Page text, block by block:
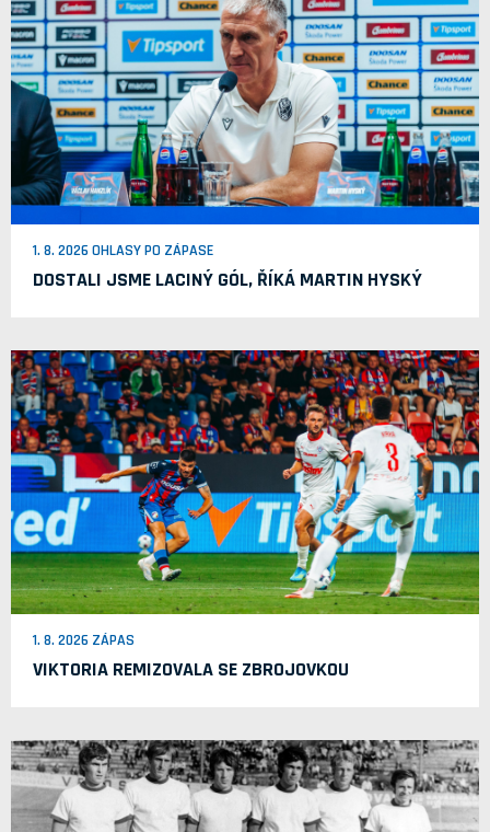
1. 8. 2026 OHLASY PO ZÁPASE
DOSTALI JSME LACINÝ GÓL, ŘÍKÁ MARTIN HYSKÝ
1. 8. 2026 ZÁPAS
VIKTORIA REMIZOVALA SE ZBROJOVKOU